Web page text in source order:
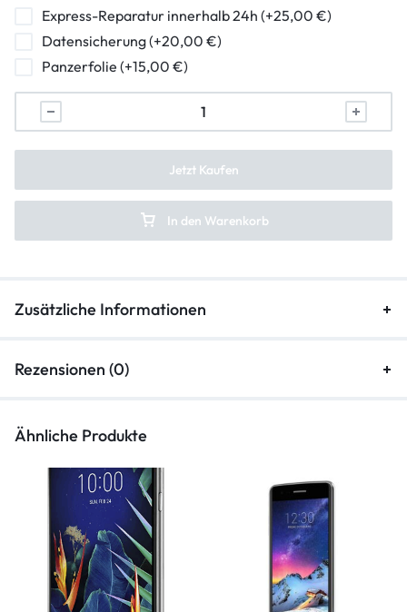
ladebuchse-reparatur
lautstarkeregler-reparatur
mikrofon-reparatur
backcover-reparatur
frontkamera-reparatur
hauptkamera-reparatur
kameraglasreparatur
Express-Reparatur innerhalb 24h (+25,00 €)
Datensicherung (+20,00 €)
Panzerfolie (+15,00 €)
In den Warenkorb
Jetzt Kaufen
Zusätzliche Informationen
Rezensionen (0)
Ähnliche Produkte